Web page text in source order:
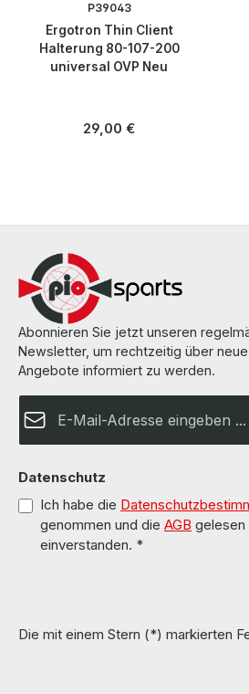
Zubehör
Kabel & Adapter
Netzwerktechnik
Peripherie & Zubehör
Server
Software
Speicherlösungen & SSDs
Blog
Über uns
P39043
Ergotron Thin Client
Halterung 80-107-200
universal OVP Neu
Regulärer Preis:
29,00 €
Abonnieren Sie jetzt unseren
Newsletter, um rechtzeitig über
Angebote informiert zu werden.
Datenschutz
Ich habe die
genommen und die AGB gelesen
einverstanden. *
Die mit einem Stern (*) markierten